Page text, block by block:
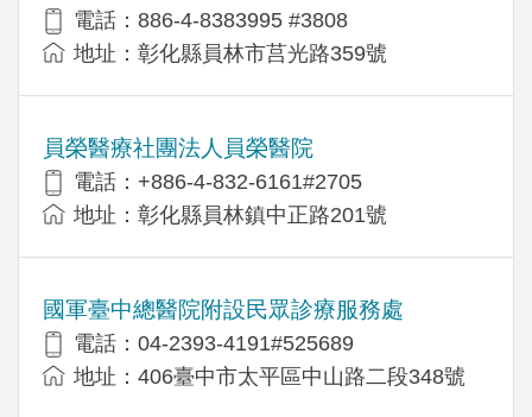
電話：886-4-8383995 #3808
地址：彰化縣員林市莒光路359號
員榮醫療社團法人員榮醫院
電話：+886-4-832-6161#2705
地址：彰化縣員林鎮中正路201號
國軍臺中總醫院附設民眾診療服務處
電話：04-2393-4191#525689
地址：406臺中市太平區中山路二段348號